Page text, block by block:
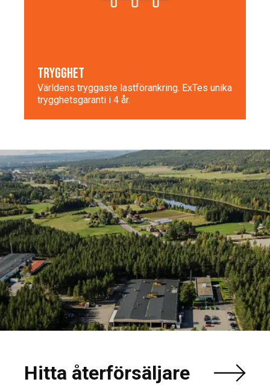
TRYGGHET
Världens tryggaste lastförankring. ExTes unika
trygghetsgaranti i 4 år.
Hitta återförsäljare